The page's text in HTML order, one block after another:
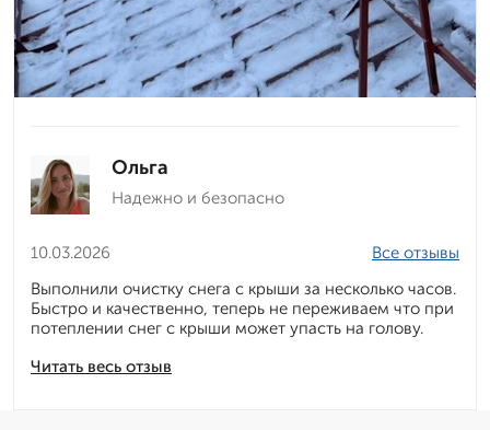
Ольга
Надежно и безопасно
10.03.2026
Читать весь отзыв
Все отзывы
Выполнили очистку снега с крыши за несколько часов.
Быстро и качественно, теперь не переживаем что при
потеплении снег с крыши может упасть на голову.